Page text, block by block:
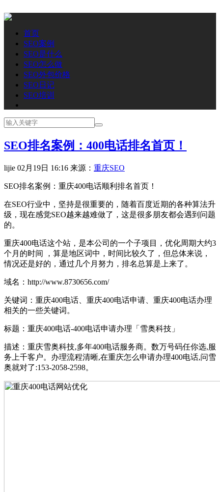
首页
SEO案例
SEO是什么
SEO怎么做
SEO外包价格
SEO日记
SEO培训
SEO排名案例：400电话排名首页！
lijie 02月19日 16:16 来源： 重庆SEO
SEO排名案例：重庆400电话顺利排名首页！
在SEO行业中，坚持是很重要的，随着百度近期的各种算法升
级，现在感觉SEO越来越难做了，这是很多朋友都会遇到问题
的。
重庆400电话这个站，是本公司的一个子项目，优化周期大约3
个月的时间 ，算是地区词中，时间比较久了，但总体来说，
情况还是好的，通过几个月努力，排名总算是上来了。
域名：http://www.8730656.com/
关键词：重庆400电话、重庆400电话申请、重庆400电话办理
相关的一些关键词。
标题：重庆400电话-400电话申请办理「雪奥科技」
描述：重庆雪奥科技,多年400电话服务商。数万号码任你选,服
务上千客户。办理流程清晰,在重庆怎么申请办理400电话,问雪
奥就对了:153-2058-2598。